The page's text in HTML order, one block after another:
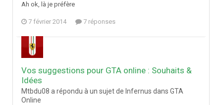
Ah ok, là je préfère
7 février 2014 7 réponses
Vos suggestions pour GTA online : Souhaits &
Idées
Mtbdu08 a répondu à un sujet de Infernus dans GTA
Online